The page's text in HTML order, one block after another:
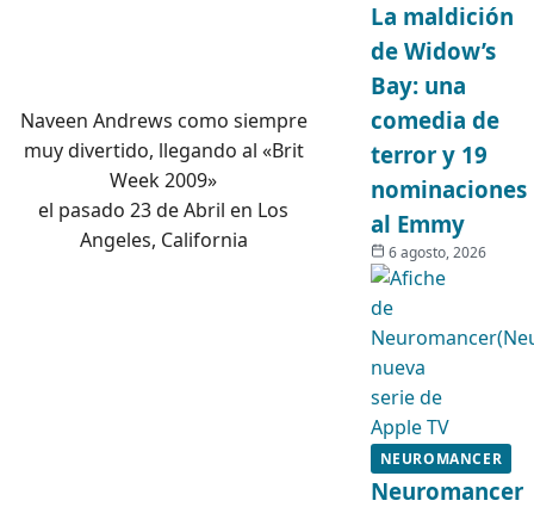
Naveen Andrews como siempre
muy divertido, llegando al «Brit
Week 2009»
el pasado 23 de Abril en Los
Angeles, California
La maldición
de Widow’s
Bay: una
comedia de
terror y 19
nominaciones
al Emmy
6 agosto, 2026
NEUROMANCER
Neuromancer